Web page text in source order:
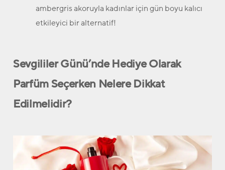
ambergris akoruyla kadınlar için gün boyu kalıcı
etkileyici bir alternatif!
Sevgililer Günü’nde Hediye Olarak
Parfüm Seçerken Nelere Dikkat
Edilmelidir?